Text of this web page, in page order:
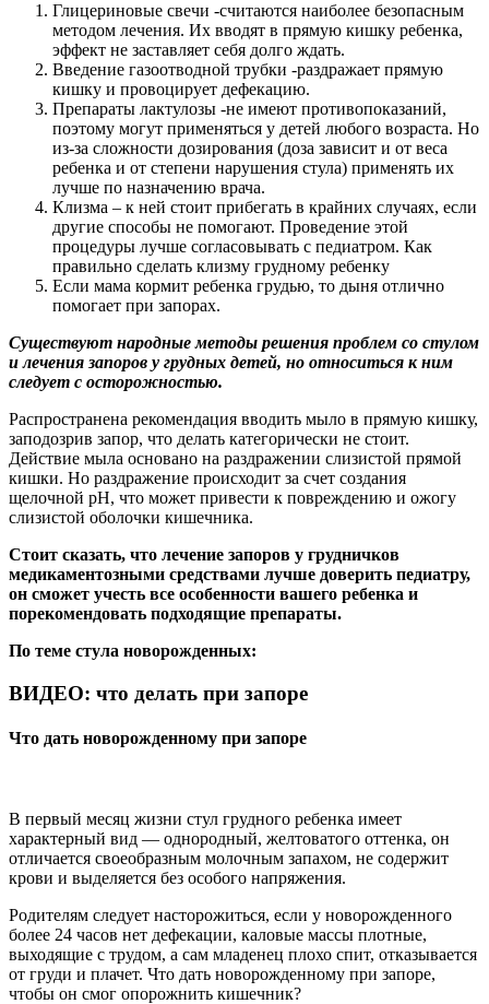
Глицериновые свечи -считаются наиболее безопасным
методом лечения. Их вводят в прямую кишку ребенка,
эффект не заставляет себя долго ждать.
Введение газоотводной трубки -раздражает прямую
кишку и провоцирует дефекацию.
Препараты лактулозы -не имеют противопоказаний,
поэтому могут применяться у детей любого возраста. Но
из-за сложности дозирования (доза зависит и от веса
ребенка и от степени нарушения стула) применять их
лучше по назначению врача.
Клизма – к ней стоит прибегать в крайних случаях, если
другие способы не помогают. Проведение этой
процедуры лучше согласовывать с педиатром. Как
правильно сделать клизму грудному ребенку
Если мама кормит ребенка грудью, то дыня отлично
помогает при запорах.
Существуют народные методы решения проблем со стулом
и лечения запоров у грудных детей, но относиться к ним
следует с осторожностью.
Распространена рекомендация вводить мыло в прямую кишку,
заподозрив запор, что делать категорически не стоит.
Действие мыла основано на раздражении слизистой прямой
кишки. Но раздражение происходит за счет создания
щелочной pH, что может привести к повреждению и ожогу
слизистой оболочки кишечника.
Стоит сказать, что лечение запоров у грудничков
медикаментозными средствами лучше доверить педиатру,
он сможет учесть все особенности вашего ребенка и
порекомендовать подходящие препараты.
По теме стула новорожденных:
ВИДЕО: что делать при запоре
Что дать новорожденному при запоре
В первый месяц жизни стул грудного ребенка имеет
характерный вид — однородный, желтоватого оттенка, он
отличается своеобразным молочным запахом, не содержит
крови и выделяется без особого напряжения.
Родителям следует насторожиться, если у новорожденного
более 24 часов нет дефекации, каловые массы плотные,
выходящие с трудом, а сам младенец плохо спит, отказывается
от груди и плачет. Что дать новорожденному при запоре,
чтобы он смог опорожнить кишечник?